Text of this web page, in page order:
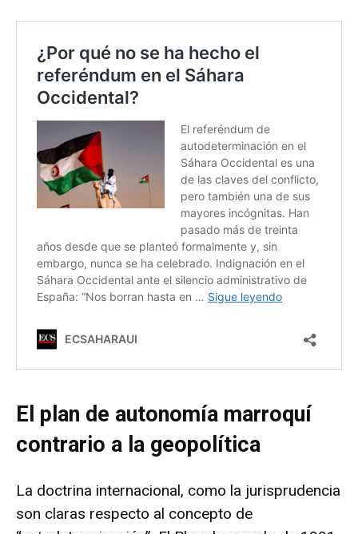
El plan de autonomía marroquí
contrario a la geopolítica
La doctrina internacional, como la jurisprudencia
son claras respecto al concepto de